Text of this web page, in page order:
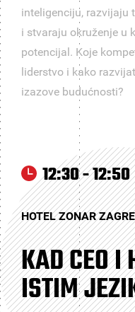
inteligenciju, razvijaju
i stvaraju okruženje u
potencijal. Koje
liderstvo i kako
izazove budućnosti?
12:30 - 12:50
HOTEL ZONAR
KAD CEO I
ISTIM